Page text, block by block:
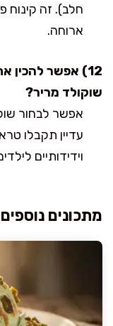
חלב). זה קינוח
ארוחה.
12) אפשר להכין
שוקולד מריר?
עדיין תקבלו
וידידותיים
מתכונים